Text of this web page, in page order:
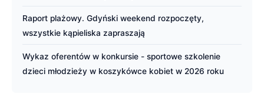
Raport plażowy. Gdyński weekend rozpoczęty,
wszystkie kąpieliska zapraszają
Wykaz oferentów w konkursie - sportowe szkolenie
dzieci młodzieży w koszykówce kobiet w 2026 roku